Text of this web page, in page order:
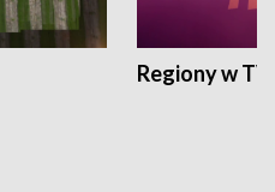
Regiony w